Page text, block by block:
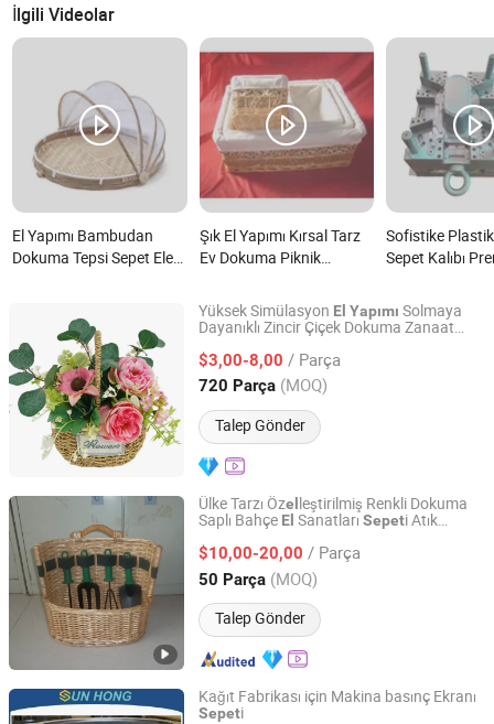
İlgili Videolar
El Yapımı Bambudan
Dokuma Tepsi Sepet Elek
Şık El Yapımı Kırsal Tarz
Ev Dokuma Piknik
nedir?
Sofistike
Sepet Kalıbı
için nedir?
Yüksek Simülasyon El Yapımı Solmaya
Dayanıklı Zincir Çiçek Dokuma Zanaat
Hl-125
$3,00-8,00 / Parça
720 Parça (MOQ)
Talep Gönder
Nanjing Dongyu Home Arts and Crafts Co., Ltd
Jiangsu, China Fiyat 2026
Ülke Tarzı Özel leştirilmiş Renkli Dokuma
Saplı Bahçe El Sanatları Sepeti Atık
$10,00-20,00 / Parça
50 Parça (MOQ)
Talep Gönder
Linyi Hengyibo Arts and Crafts Co., Ltd.
Shandong, China Fiyat 2025
Kağıt Fabrikası için Makina basınç Ekranı
Sepeti